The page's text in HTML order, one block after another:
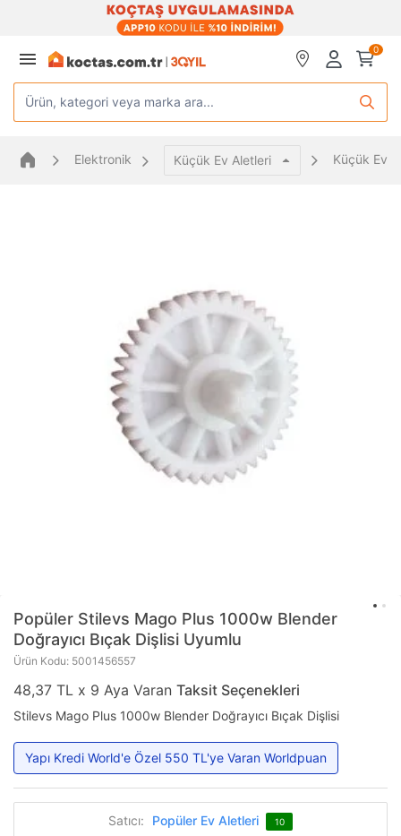
0
Ürün, kategori veya marka ara...
Elektronik Küçük Ev Aletleri Küçük Ev
Popüler Stilevs Mago Plus 1000w Blender
Doğrayıcı Bıçak Dişlisi Uyumlu
Ürün Kodu: 5001456557
48,37 TL x 9 Aya Varan Taksit Seçenekleri
Stilevs Mago Plus 1000w Blender Doğrayıcı Bıçak Dişlisi
Yapı Kredi World'e Özel 550 TL'ye Varan Worldpuan
Satıcı: Popüler Ev Aletleri 10